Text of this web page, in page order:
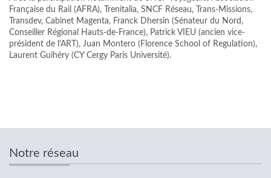
Française du Rail (AFRA), Trenitalia, SNCF Réseau, Trans-Missions,
Transdev, Cabinet Magenta, Franck Dhersin (Sénateur du Nord,
Conseiller Régional Hauts-de-France), Patrick VIEU (ancien vice-
président de l'ART), Juan Montero (Florence School of Regulation),
Laurent Guihéry (CY Cergy Paris Université).
Notre réseau